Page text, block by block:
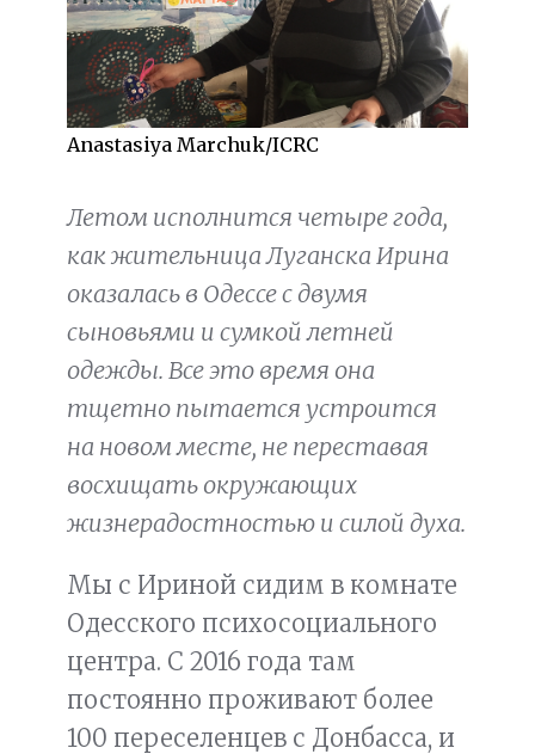
Anastasiya Marchuk/ICRC
Летом исполнится четыре года,
как жительница Луганска Ирина
оказалась в Одессе с двумя
сыновьями и сумкой летней
одежды. Все это время она
тщетно пытается устроится
на новом месте, не переставая
восхищать окружающих
жизнерадостностью и силой духа.
Мы с Ириной сидим в комнате
Одесского психосоциального
центра. С 2016 года там
постоянно проживают более
100 переселенцев с Донбасса, и